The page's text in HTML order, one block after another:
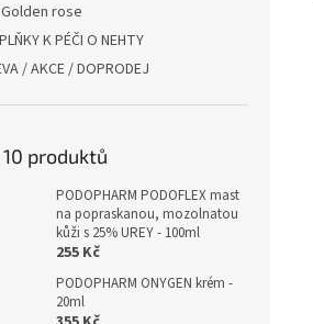
Golden rose
K PÉČI O NEHTY
/ AKCE / DOPRODEJ
10 produktů
PODOPHARM PODOFLEX mast
na popraskanou, mozolnatou
kůži s 25% UREY - 100ml
255 Kč
PODOPHARM ONYGEN krém -
20ml